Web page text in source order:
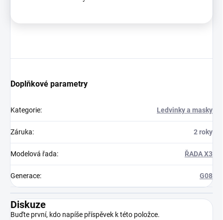
Doplňkové parametry
Kategorie: Ledvinky a masky
Záruka: 2 roky
Modelová řada: ŘADA X3
Generace: G08
Diskuze
Buďte první, kdo napíše příspěvek k této položce.